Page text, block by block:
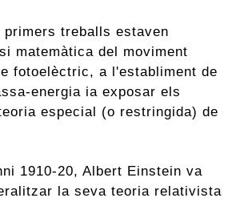
primers treballs estaven
matemàtica del moviment
fotoelèctric, a l'establiment de
energia ia exposar els
especial (o restringida) de
1910-20, Albert Einstein va
la seva teoria relativista